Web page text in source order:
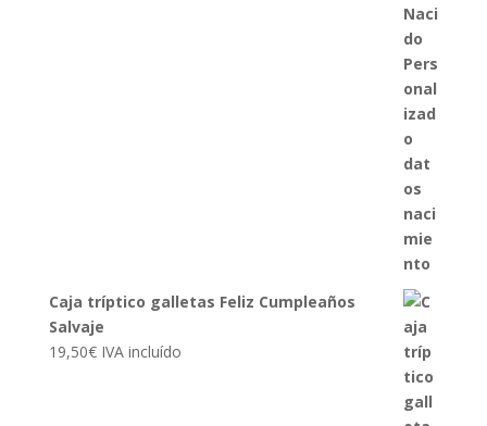
Caja tríptico galletas Feliz Cumpleaños
Salvaje
19,50€ IVA incluído